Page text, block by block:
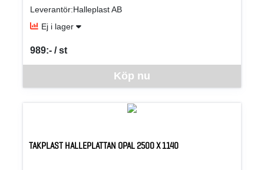
Leverantör:Halleplast AB
Ej i lager
Köp nu
989:- / st
SEK per ST
TAKPLAST HALLEPLATTAN OPAL 2500 X 1140